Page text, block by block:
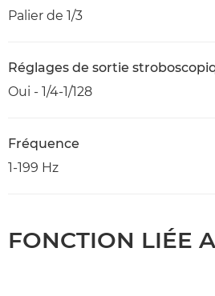
Palier de 1/3
Réglages de sortie
Oui - 1/4-1/128
Fréquence
1-199 Hz
FONCTION LIÉE